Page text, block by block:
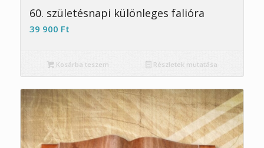
5.00
60. születésnapi különleges falióra
39 900 Ft
Kosárba teszem Részletek mutatása